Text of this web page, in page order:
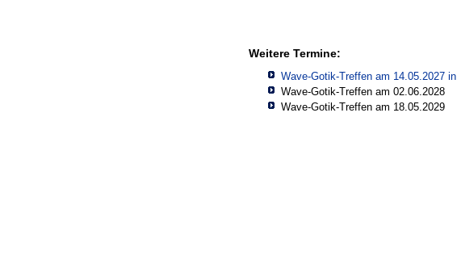
Weitere Termine:
Wave-Gotik-Treffen am 14.05.2027 in
Wave-Gotik-Treffen am 02.06.2028
Wave-Gotik-Treffen am 18.05.2029